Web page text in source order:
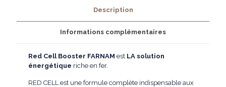
Description
Informations complémentaires
Red Cell Booster FARNAM est LA solution
énergétique riche en fer.
RED CELL est une formule complète indispensable aux